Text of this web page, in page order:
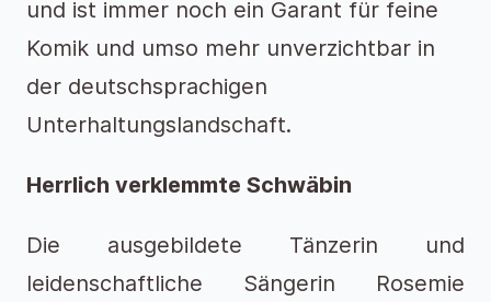
und ist immer noch ein Garant für feine
Komik und umso mehr unverzichtbar in
der deutschsprachigen
Unterhaltungslandschaft.
Herrlich verklemmte Schwäbin
Die ausgebildete Tänzerin und
leidenschaftliche Sängerin Rosemie